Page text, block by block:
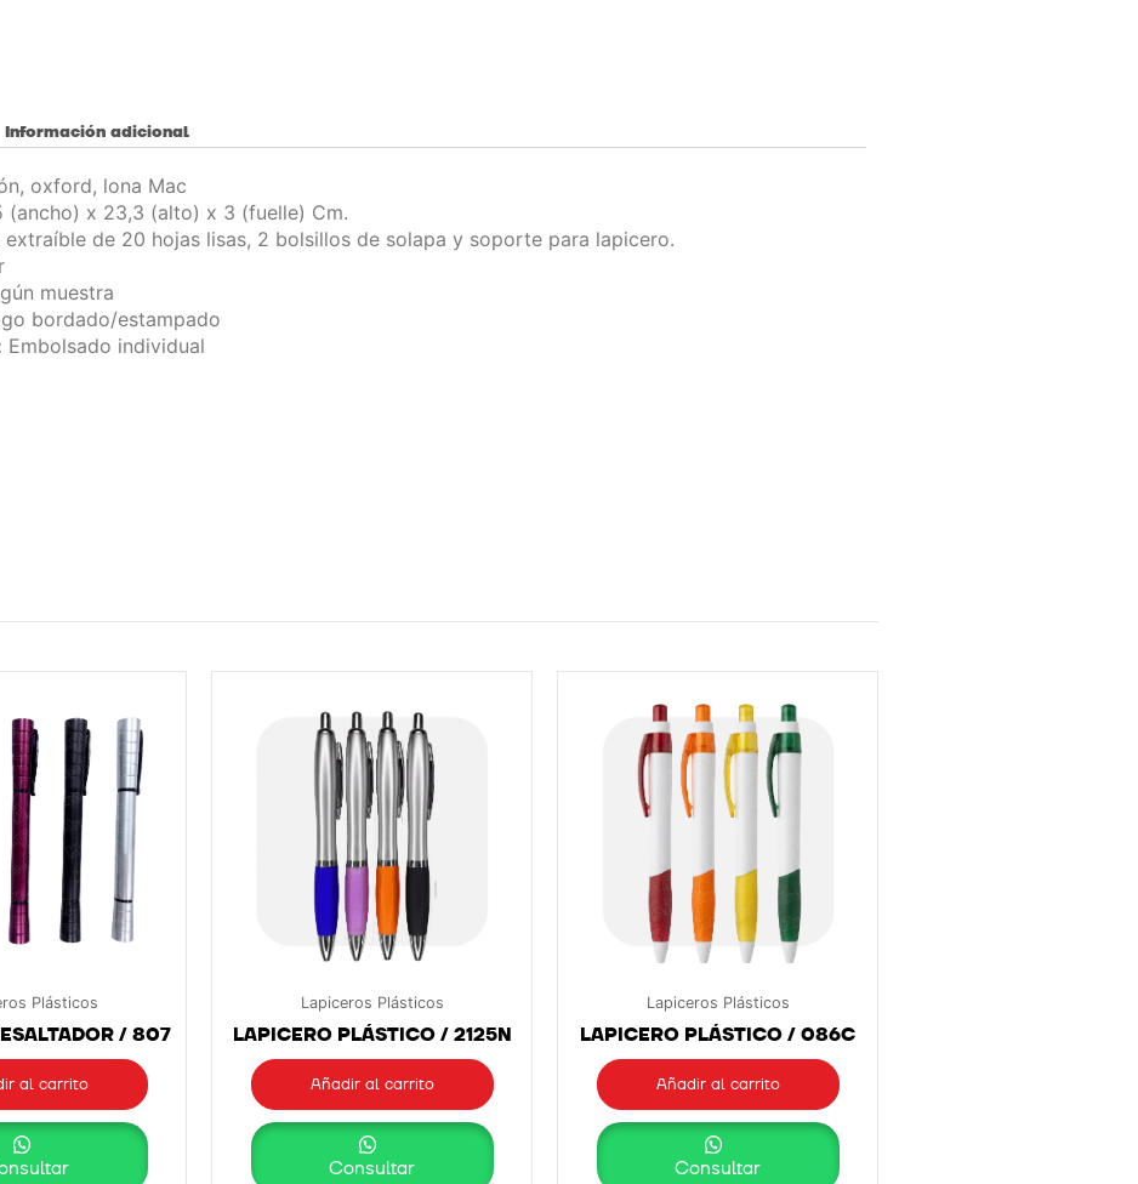
Información adicional
oxford, lona Mac
(ancho) x 23,3 (alto) x 3 (fuelle) Cm.
extraíble de 20 hojas lisas, 2 bolsillos de solapa y soporte para lapicero.
muestra
bordado/estampado
Embolsado individual
Plásticos
/ 807
al carrito
Lapiceros Plásticos
LAPICERO PLÁSTICO / 2125N
Añadir al carrito
Consultar
Lapiceros Plásticos
LAPICERO PLÁSTICO / 086C
Añadir al carrito
Consultar